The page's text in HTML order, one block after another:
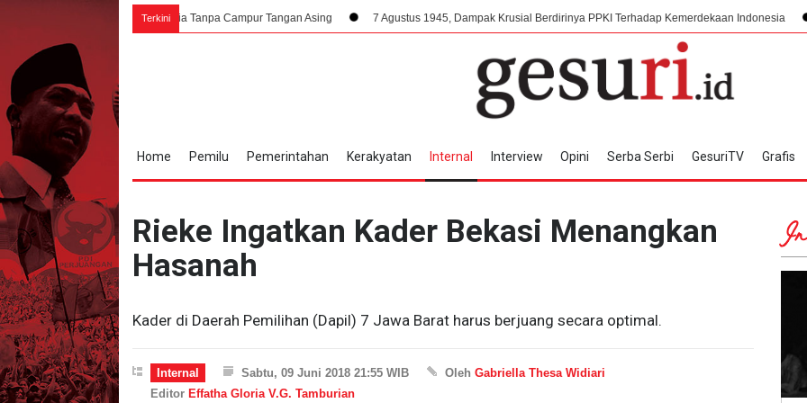
Terkini
Rakyat Indonesia Tanpa Campur Tangan Asing 7 Agustus 1945, Dampak Krusial Berdirinya PPKI Terhadap Kemerdekaan Indonesia
Home Pemilu Pemerintahan Kerakyatan Internal Interview Opini Serba Serbi GesuriTV Grafis
Rieke Ingatkan Kader Bekasi Menangkan
Hasanah
Kader di Daerah Pemilihan (Dapil) 7 Jawa Barat harus berjuang secara optimal.
Internal Sabtu, 09 Juni 2018 21:55 WIB Oleh Gabriella Thesa Widiari
Editor Effatha Gloria V.G. Tamburian